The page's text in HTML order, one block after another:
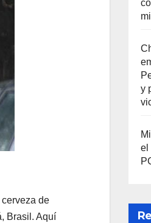
de
Brasil. Aquí
y
el